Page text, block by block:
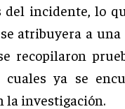
del incidente, lo
atribuyera a una
recopilaron
cuales ya se
la investigación.